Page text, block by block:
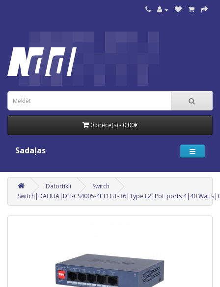
0 prece(s) - 0.00€
Sadaļas
Datortīkli
Switch
Switch|DAHUA|DH-CS4005-4ET1GT-36|Type L2|PoE ports 4|40